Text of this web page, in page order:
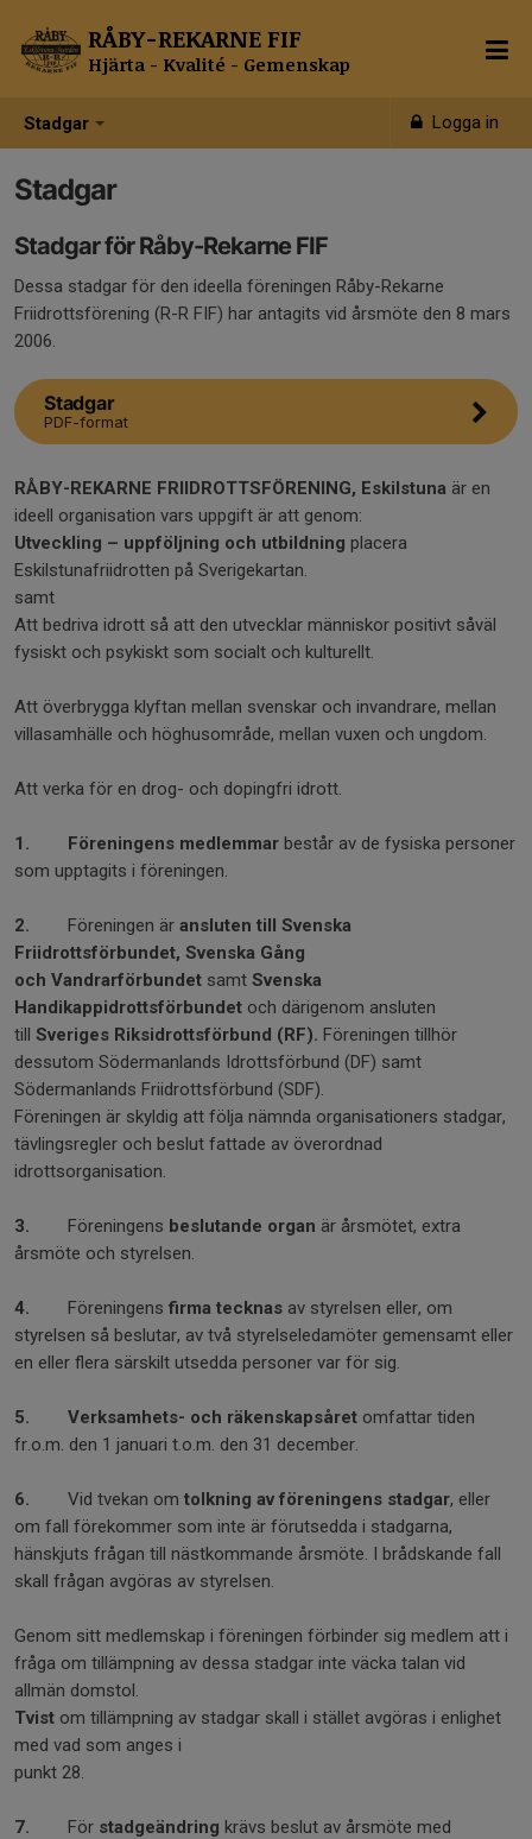
Stadgar Logga in
RÅBY-REKARNE FIF
Hjärta - Kvalité - Gemenskap
Stadgar
Stadgar för Råby-Rekarne FIF
Dessa stadgar för den ideella föreningen Råby-Rekarne
Friidrottsförening (R-R FIF) har antagits vid årsmöte den 8 mars
2006.
Stadgar
PDF-format
RÅBY-REKARNE FRIIDROTTSFÖRENING, Eskilstuna är en
ideell organisation vars uppgift är att genom:
Utveckling – uppföljning och utbildning placera
Eskilstunafriidrotten på Sverigekartan.
samt
Att bedriva idrott så att den utvecklar människor positivt såväl
fysiskt och psykiskt som socialt och kulturellt.
Att överbrygga klyftan mellan svenskar och invandrare, mellan
villasamhälle och höghusområde, mellan vuxen och ungdom.
Att verka för en drog- och dopingfri idrott.
1. Föreningens medlemmar består av de fysiska personer
som upptagits i föreningen.
2. Föreningen är ansluten till Svenska
Friidrottsförbundet, Svenska Gång
och Vandrarförbundet samt Svenska
Handikappidrottsförbundet och därigenom ansluten
till Sveriges Riksidrottsförbund (RF). Föreningen tillhör
dessutom Södermanlands Idrottsförbund (DF) samt
Södermanlands Friidrottsförbund (SDF).
Föreningen är skyldig att följa nämnda organisationers stadgar,
tävlingsregler och beslut fattade av överordnad
idrottsorganisation.
3. Föreningens beslutande organ är årsmötet, extra
årsmöte och styrelsen.
4. Föreningens firma tecknas av styrelsen eller, om
styrelsen så beslutar, av två styrelseledamöter gemensamt eller
en eller flera särskilt utsedda personer var för sig.
5. Verksamhets- och räkenskapsåret omfattar tiden
fr.o.m. den 1 januari t.o.m. den 31 december.
6. Vid tvekan om tolkning av föreningens stadgar, eller
om fall förekommer som inte är förutsedda i stadgarna,
hänskjuts frågan till nästkommande årsmöte. I brådskande fall
skall frågan avgöras av styrelsen.
Genom sitt medlemskap i föreningen förbinder sig medlem att i
fråga om tillämpning av dessa stadgar inte väcka talan vid
allmän domstol.
Tvist om tillämpning av stadgar skall i stället avgöras i enlighet
med vad som anges i
punkt 28.
7. För stadgeändring krävs beslut av årsmöte med